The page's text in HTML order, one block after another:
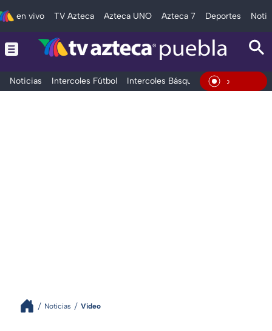
en vivo TV Azteca Azteca UNO Azteca 7 Deportes
Noticias Intercoles Fútbol Intercoles Básquetbol DeportesEn Vivo
Noticias Video